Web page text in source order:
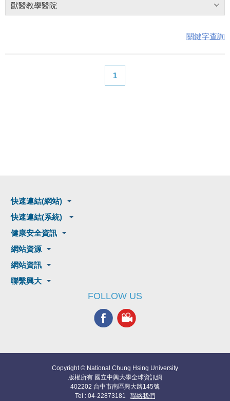
獸醫教學醫院
關鍵字查詢
1
快速連結(網站)
快速連結(系統)
健康安全資訊
網站資源
網站資訊
聯繫興大
FOLLOW US
Copyright © National Chung Hsing University
版權所有 國立中興大學全球資訊網
402202 台中市南區興大路145號
Tel : 04-22873181 聯絡我們